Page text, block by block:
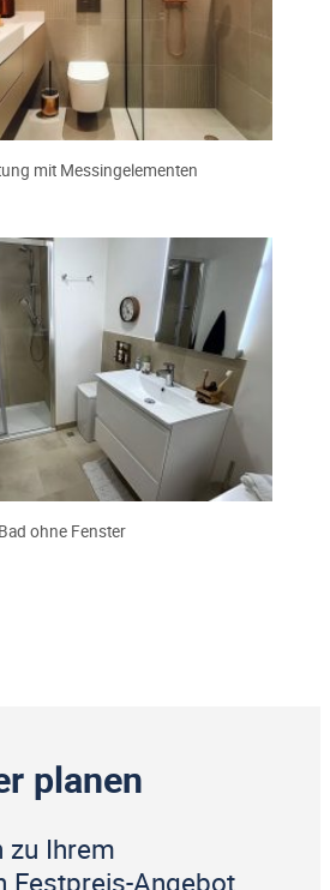
mit Messingelementen
Bad ohne Fenster
planen
zu Ihrem
Festpreis-Angebot